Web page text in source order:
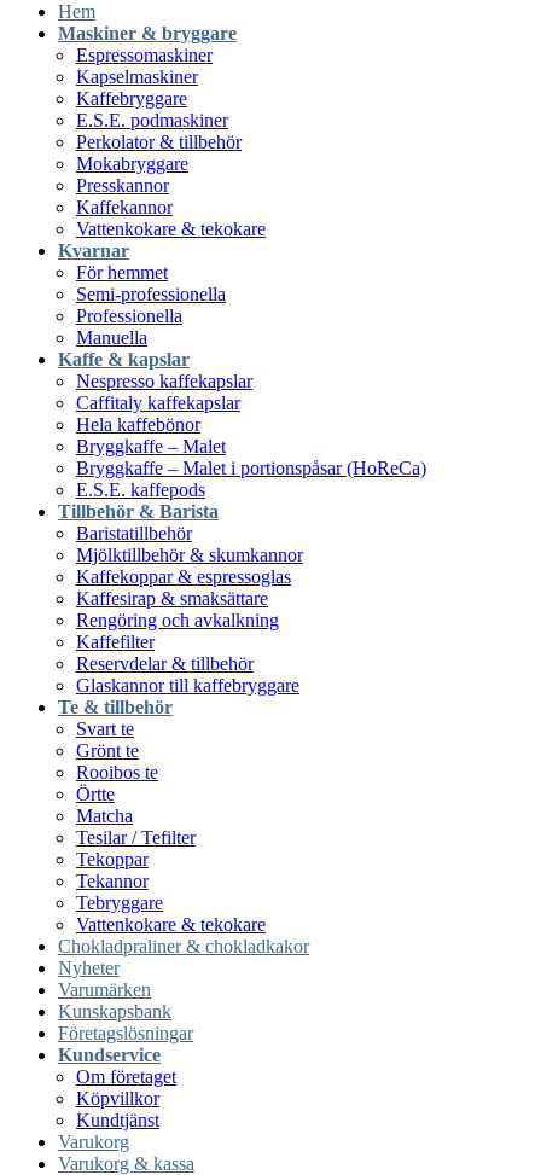
Hem
Maskiner & bryggare
Espressomaskiner
Kapselmaskiner
Kaffebryggare
E.S.E. podmaskiner
Perkolator & tillbehör
Mokabryggare
Presskannor
Kaffekannor
Vattenkokare & tekokare
Kvarnar
För hemmet
Semi-professionella
Professionella
Manuella
Kaffe & kapslar
Nespresso kaffekapslar
Caffitaly kaffekapslar
Hela kaffebönor
Bryggkaffe – Malet
Bryggkaffe – Malet i portionspåsar (HoReCa)
E.S.E. kaffepods
Tillbehör & Barista
Baristatillbehör
Mjölktillbehör & skumkannor
Kaffekoppar & espressoglas
Kaffesirap & smaksättare
Rengöring och avkalkning
Kaffefilter
Reservdelar & tillbehör
Glaskannor till kaffebryggare
Te & tillbehör
Svart te
Grönt te
Rooibos te
Örtte
Matcha
Tesilar / Tefilter
Tekoppar
Tekannor
Tebryggare
Vattenkokare & tekokare
Chokladpraliner & chokladkakor
Nyheter
Varumärken
Kunskapsbank
Företagslösningar
Kundservice
Om företaget
Köpvillkor
Kundtjänst
Varukorg
Varukorg & kassa